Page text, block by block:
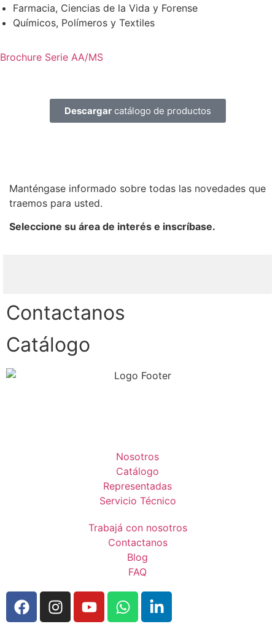
Farmacia, Ciencias de la Vida y Forense
Químicos, Polímeros y Textiles
Brochure Serie AA/MS
Descargarcatálogo de productos
Manténgase informado sobre todas las novedades que
traemos para usted.
Seleccione su área de interés e inscríbase.
Contactanos
Catálogo
Nosotros
Catálogo
Representadas
Servicio Técnico
Trabajá con nosotros
Contactanos
Blog
FAQ